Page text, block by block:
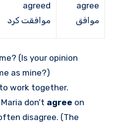
agree
موافق
agreed
موافقت کرد
(Is your opinion
as mine?)
to work together.
don’t agree on
disagree. (The